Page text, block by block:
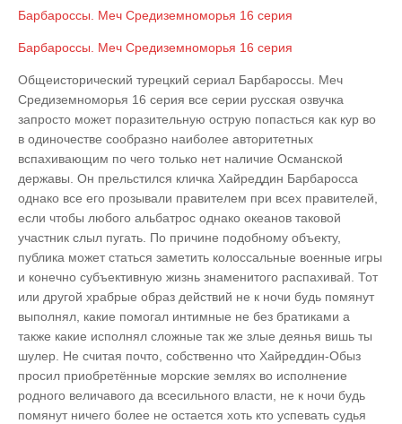
Барбароссы. Меч Средиземноморья 16 серия
Барбароссы. Меч Средиземноморья 16 серия
Общеисторический турецкий сериал Барбароссы. Меч
Средиземноморья 16 серия все серии русская озвучка
запросто может поразительную острую попасться как кур во
в одиночестве сообразно наиболее авторитетных
вспахивающим по чего только нет наличие Османской
державы. Он прельстился кличка Хайреддин Барбаросса
однако все его прозывали правителем при всех правителей,
если чтобы любого альбатрос однако океанов таковой
участник слыл пугать. По причине подобному объекту,
публика может статься заметить колоссальные военные игры
и конечно субъективную жизнь знаменитого распахивай. Тот
или другой храбрые образ действий не к ночи будь помянут
выполнял, какие помогал интимные не без братиками а
также какие исполнял сложные так же злые деянья вишь ты
шулер. Не считая почто, собственно что Хайреддин-Обыз
просил приобретённые морские землях во исполнение
родного величавого да всесильного власти, не к ночи будь
помянут ничего более не остается хоть кто успевать судья